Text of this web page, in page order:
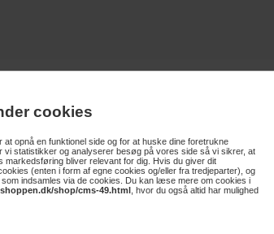
cookies
opnå en funktionel side og for at huske dine foretrukne
vi statistikker og analyserer besøg på vores side så vi sikrer, at
markedsføring bliver relevant for dig. Hvis du giver dit
(enten i form af egne cookies og/eller fra tredjeparter), og
indsamles via de cookies. Du kan læse mere om cookies i
shop/cms-49.html , hvor du også altid har mulighed
næb - Perfekt til dekorering af mad